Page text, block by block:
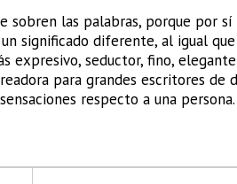
sobren las palabras, porque por
significado diferente, al igual
expresivo, seductor, fino,
para grandes escritores
respecto a una persona.